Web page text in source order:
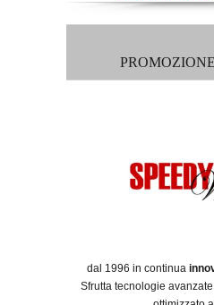
dal 1996 in continua
Sfrutta tecnologie